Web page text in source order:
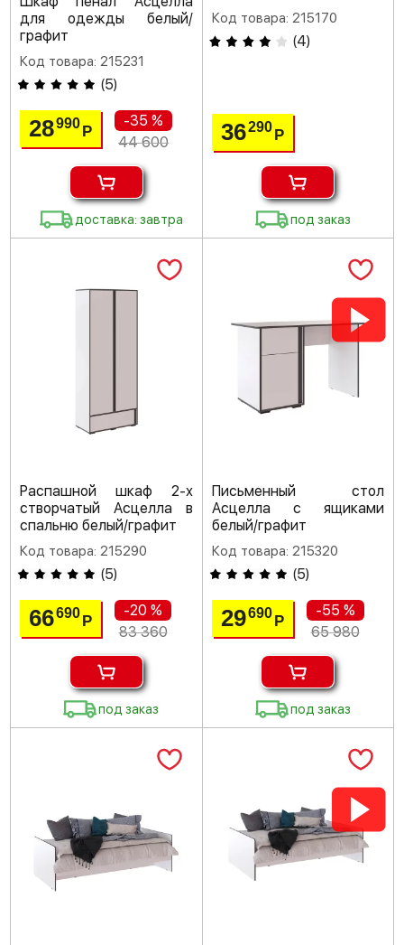
для одежды белый/
графит
Код товара: 215231
(5)
28990Р
-35 %
44 600
доставка: завтра
Код товара: 215170
(4)
36290 Р
под заказ
Распашной шкаф 2-х
створчатый Асцелла в
спальню белый/графит
Код товара: 215290
(5)
66690Р
-20 %
83 360
под заказ
Письменный стол
Асцелла с ящиками
белый/графит
Код товара: 215320
(5)
29690 Р
-55 %
65 980
под заказ